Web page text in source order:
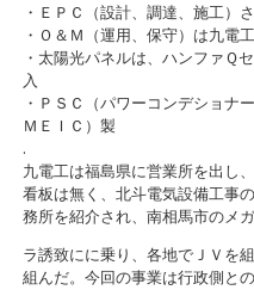
・ＥＰＣ（設計、調達、施工）
・Ｏ＆Ｍ（運用、保守）は九電工
・太陽光パネルは、ハンファＱ
入
・ＰＳＣ（パワーコンデショナ
ＭＥＩＣ）製
.
九電工は福島県に営業所を出し
看板は無く、北斗電気設備工事
務所を紹介され、南相馬市のメ
ラ誘致にに乗り、各地でＪＶを
組んだ。今回の事業は行政側と